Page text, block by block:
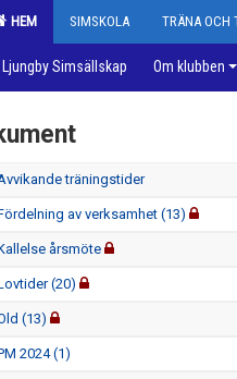
HEM SIMSKOLA TRÄNA OCH
Ljungby Simsällskap Om klubben
träningstider
av verksamhet (13)
årsmöte
(20)
(13)
2024 (1)